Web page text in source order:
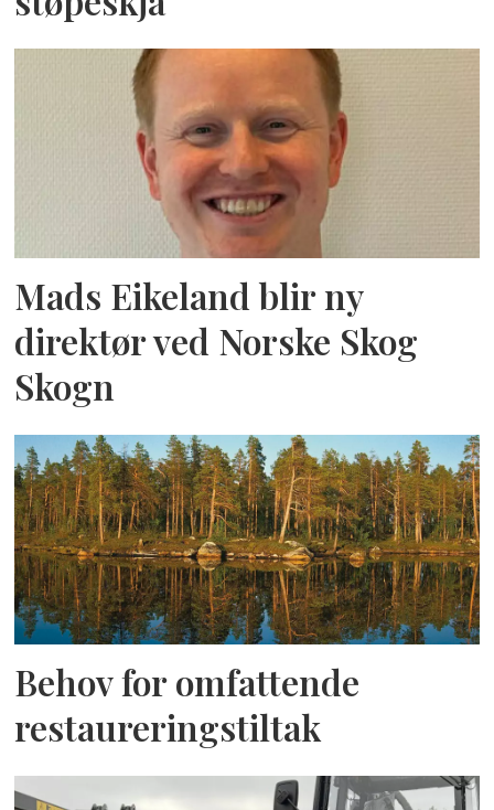
Mads Eikeland blir ny
direktør ved Norske Skog
Skogn
Behov for omfattende
restaureringstiltak